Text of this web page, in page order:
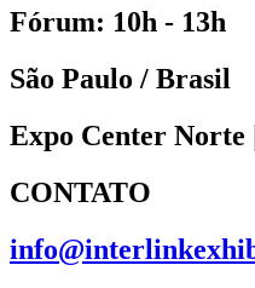
Fórum: 10h - 13h
São Paulo / Brasil
Expo Center Norte
CONTATO